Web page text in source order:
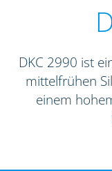
DKC 2990 ist
mittelfrühen
einem